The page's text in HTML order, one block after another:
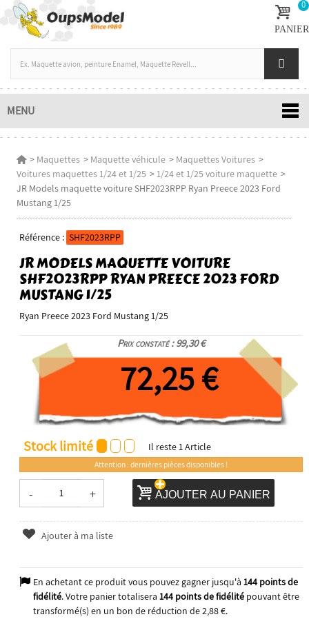
0
PANIER
MENU
> Maquettes > Maquette véhicule > Maquettes Voitures >
Voitures maquettes 1/24 et 1/25 >1/24 et 1/25 voiture maquette >
JR Models maquette voiture SHF2023RPP Ryan Preece 2023 Ford
Mustang 1/25
Référence : SHF2023RPP
JR MODELS MAQUETTE VOITURE
SHF2023RPP RYAN PREECE 2023 FORD
MUSTANG 1/25
Ryan Preece 2023 Ford Mustang 1/25
Prix constaté : 99,30 €
72,25 €
Stock limité Il reste1Article
Attention : dernières pièces disponibles !
- + AJOUTER AU PANIER
Ajouter à ma liste
En achetant ce produit vous pouvez gagner jusqu'à 144points de
fidélité. Votre panier totalisera 144points de fidélitépouvant être
transformé(s) en un bon de réduction de2,88 €.
2025